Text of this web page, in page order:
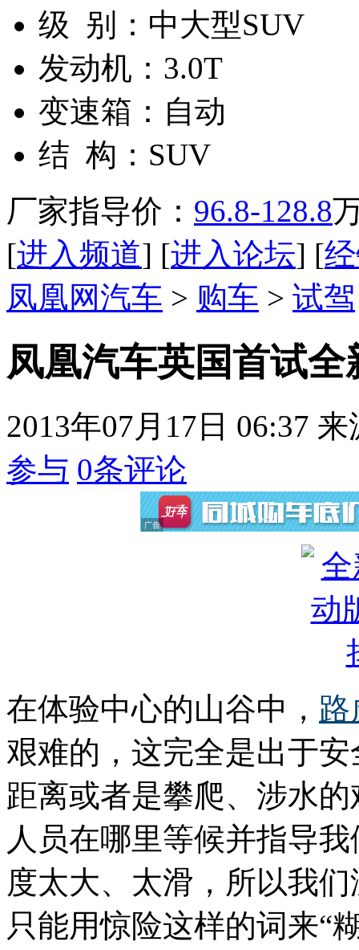
级 别： 中大型SUV
发动机： 3.0T
变速箱： 自动
结 构： SUV
厂家指导价： 96.8-128.8
[进入频道] [进入论坛] [
凤凰网汽车 > 购车 > 试驾
凤凰汽车英国首试
2013年07月17日 06:37 来
参与 0条评论
在体验中心的山谷中， 路
艰难的，这完全是出于
距离或者是攀爬、涉水
人员在哪里等候并指导
度太大、太滑，所以我
只能用惊险这样的词来“